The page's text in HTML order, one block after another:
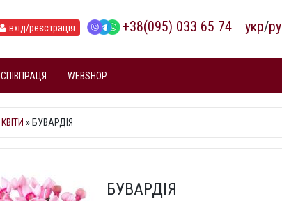
вхід/реєстрація +38(095) 033 65 74 укр/ру
СПІВПРАЦЯ WEBSHOP
КВІТИ » БУВАРДІЯ
БУВАРДІЯ